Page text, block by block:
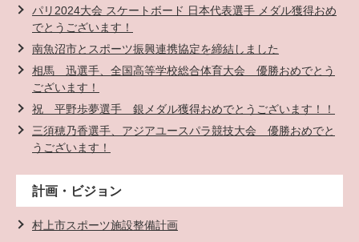
パリ2024大会 スケートボード 日本代表選手 メダル獲得おめ
でとうございます！
南魚沼市とスポーツ振興連携協定を締結しました
相馬 迅選手、全国高等学校総合体育大会 優勝おめでとう
ございます！
祝 平野歩夢選手 銀メダル獲得おめでとうございます！！
三須穂乃香選手、アジアユースパラ競技大会 優勝おめでと
うございます！
計画・ビジョン
村上市スポーツ施設整備計画